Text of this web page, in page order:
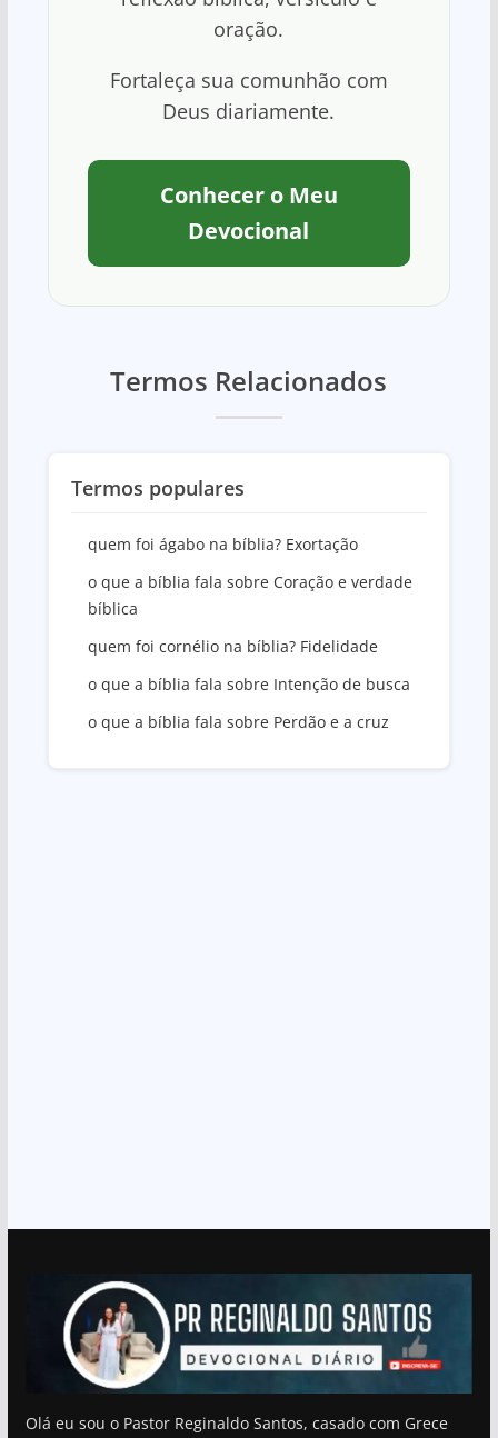
oração.
Fortaleça sua comunhão com
Deus diariamente.
Conhecer o Meu
Devocional
Termos Relacionados
Termos populares
quem foi ágabo na bíblia? Exortação
o que a bíblia fala sobre Coração e verdade
bíblica
quem foi cornélio na bíblia? Fidelidade
o que a bíblia fala sobre Intenção de busca
o que a bíblia fala sobre Perdão e a cruz
Olá eu sou o Pastor Reginaldo Santos, casado com Grece